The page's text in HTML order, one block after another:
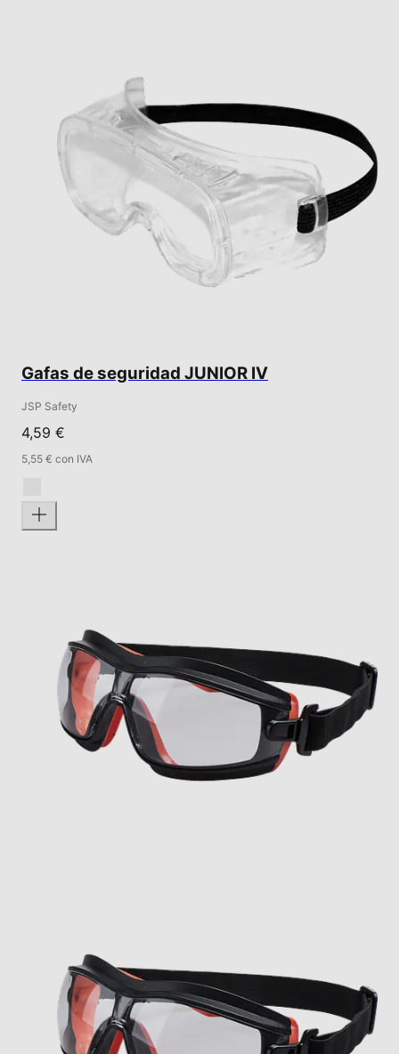
Gafas de seguridad JUNIOR IV
JSP Safety
4,59 €
5,55 € con IVA